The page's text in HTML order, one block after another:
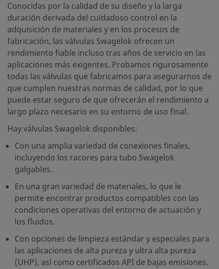
Conocidas por la calidad de su diseño y la larga
duración derivada del cuidadoso control en la
adquisición de materiales y en los procesos de
fabricación, las válvulas Swagelok ofrecen un
rendimiento fiable incluso tras años de servicio en las
aplicaciones más exigentes. Probamos rigurosamente
todas las válvulas que fabricamos para asegurarnos de
que cumplen nuestras normas de calidad, por lo que
puede estar seguro de que ofrecerán el rendimiento a
largo plazo necesario en su entorno de uso final.
Hay válvulas Swagelok disponibles:
Con una amplia variedad de conexiones finales,
incluyendo los racores para tubo Swagelok
galgables.
En una gran variedad de materiales, lo que le
permite encontrar productos compatibles con las
condiciones operativas del entorno de actuación y
los fluidos.
Con opciones de limpieza estándar y especiales para
las aplicaciones de alta pureza y ultra alta pureza
(UHP), así como certificados API de bajas emisiones.